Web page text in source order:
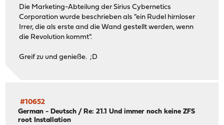
Die Marketing-Abteilung der Sirius Cybernetics
Corporation wurde beschrieben als "ein Rudel hirnloser
Irrer, die als erste and die Wand gestellt werden, wenn
die Revolution kommt".
Greif zu und genieße. ;D
#10652
German - Deutsch /Re: 21.1 Und immer noch keine ZFS
root Installation